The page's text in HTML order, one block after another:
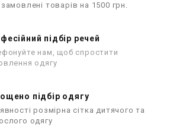
товарів на 1500 грн.
підбір речей
нам, щоб спростити
одягу
підбір одягу
розмірна сітка дитячого та
одягу